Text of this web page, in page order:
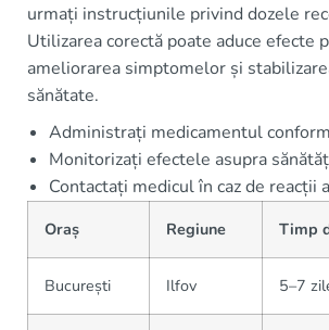
urmați instrucțiunile privind dozele
Utilizarea corectă poate aduce efecte
ameliorarea simptomelor și
sănătate.
Administrați medicamentul
Monitorizați efectele asupra
Contactați medicul în caz de reacții
Oraș Regiune Timp
București Ilfov 5–7